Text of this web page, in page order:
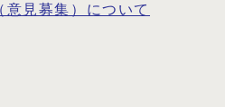
見募集）について